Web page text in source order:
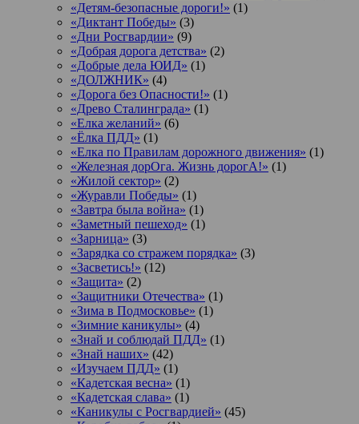
«Детям-безопасные дороги!» (1)
«Диктант Победы» (3)
«Дни Росгвардии» (9)
«Добрая дорога детства» (2)
«Добрые дела ЮИД» (1)
«ДОЛЖНИК» (4)
«Дорога без Опасности!» (1)
«Древо Сталинграда» (1)
«Елка желаний» (6)
«Ёлка ПДД» (1)
«Елка по Правилам дорожного движения» (1)
«Железная дорОга. Жизнь дорогА!» (1)
«Жилой сектор» (2)
«Журавли Победы» (1)
«Завтра была война» (1)
«Заметный пешеход» (1)
«Зарница» (3)
«Зарядка со стражем порядка» (3)
«Засветись!» (12)
«Защита» (2)
«Защитники Отечества» (1)
«Зима в Подмосковье» (1)
«Зимние каникулы» (4)
«Знай и соблюдай ПДД» (1)
«Знай наших» (42)
«Изучаем ПДД» (1)
«Кадетская весна» (1)
«Кадетская слава» (1)
«Каникулы с Росгвардией» (45)